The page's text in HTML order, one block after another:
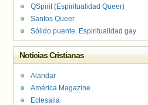
QSpirit (Espiritualidad Queer)
Santos Queer
Sólido puente. Espiritualidad gay
Noticias Cristianas
Alandar
América Magazine
Eclesalia